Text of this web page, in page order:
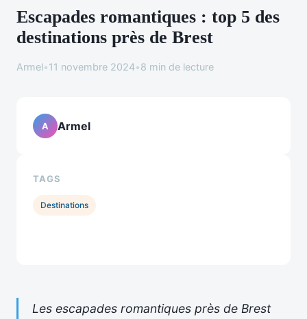
Escapades romantiques : top 5 des
destinations près de Brest
Armel•11 novembre 2024•8 min de lecture
Les escapades romantiques près de Brest
A Armel
TAGS
Destinations